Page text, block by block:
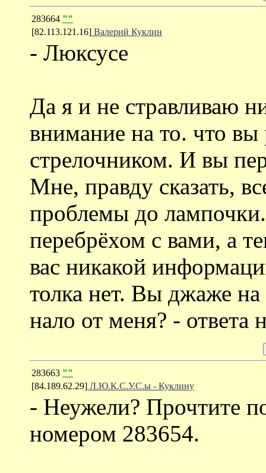
283664 ""
[82.113.121.16] Валерий Куклин
- Люксусе
Да я и не стравливаю
внимание на то. что вы
стрелочником. И вы
Мне, правду сказать,
проблемы до
перебрёхом с вами, а
вас никакой
толка нет. Вы джаже
нало от меня? -
283663 ""
[84.189.62.29] Л.Ю.К.С.У.С.ы - Куклину
- Неужели? Прочтите
номером 283654.